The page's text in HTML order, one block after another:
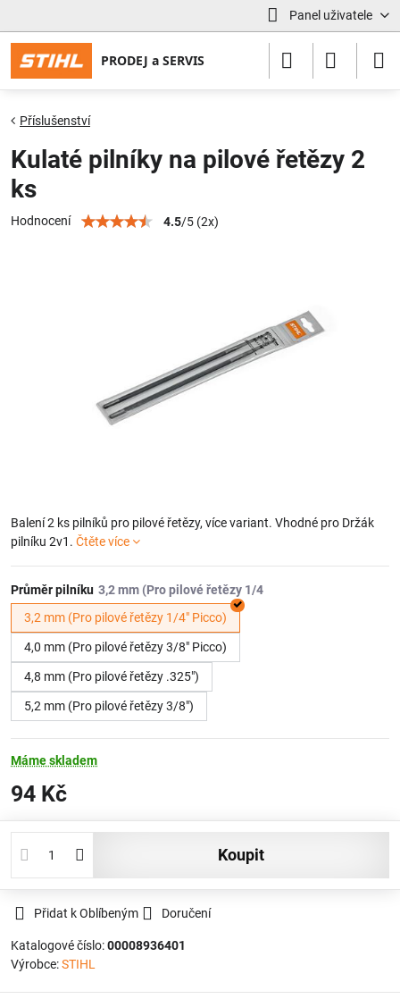
Panel uživatele
Příslušenství
Kulaté pilníky na pilové řetězy 2
ks
Hodnocení 4.5/5 (2x)
Balení 2 ks pilníků pro pilové řetězy, více variant. Vhodné pro Držák
pilníku 2v1. Čtěte více
Průměr pilníku
3,2 mm (Pro pilové řetězy 1/4" Picco)
4,0 mm (Pro pilové řetězy 3/8" Picco)
4,8 mm (Pro pilové řetězy .325")
5,2 mm (Pro pilové řetězy 3/8")
Máme skladem
94 Kč
koupit
Přidat k Oblíbeným Doručení
Katalogové číslo:00008936401
Výrobce:STIHL